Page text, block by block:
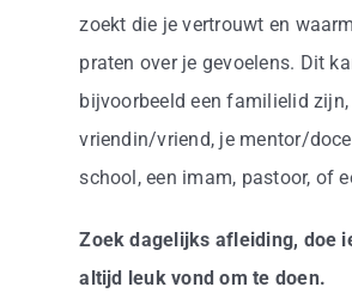
zoekt die je vertrouwt en
praten over je gevoelens. Dit
bijvoorbeeld een familielid zijn,
vriendin/vriend, je mentor/
school, een imam, pastoor, of
Zoek dagelijks afleiding, doe
altijd leuk vond om te doen.